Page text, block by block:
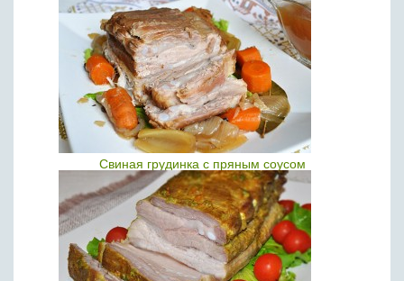
Свиная грудинка с пряным соусом